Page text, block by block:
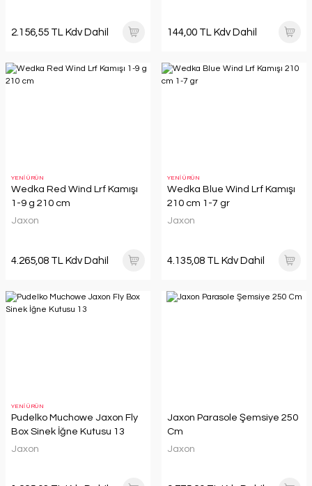
2.156,55 TL Kdv Dahil 144,00 TL Kdv Dahil
YENİ ÜRÜN
Wedka Red Wind Lrf Kamışı
1-9 g 210 cm
Jaxon
4.265,08 TL Kdv Dahil
YENİ ÜRÜN
Wedka Blue Wind Lrf Kamışı
210 cm 1-7 gr
Jaxon
4.135,08 TL Kdv Dahil
YENİ ÜRÜN
Pudelko Muchowe Jaxon Fly
Box Sinek İğne Kutusu 13
Jaxon
Jaxon Parasole Şemsiye 250
Cm
Jaxon